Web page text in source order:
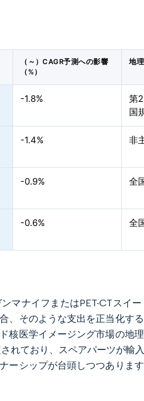
（～）CAGR予測への影響
（%）
地
-1.8%
第
国
-1.4% 非
-0.9% 全
-0.6% 全
マナイフまたはPET-CTスイ
、そのような支出を正当化す
核医学イメージング市場の地
れており、スペアパーツが輸
ーシップが台頭しつつありま